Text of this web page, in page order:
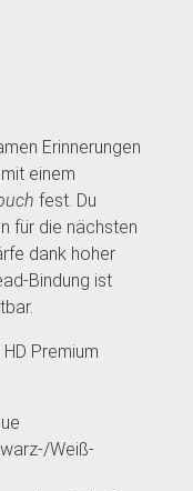
Erinnerungen
einem
fest. Du
für die nächsten
dank hoher
Bindung ist
Premium
Weiß-